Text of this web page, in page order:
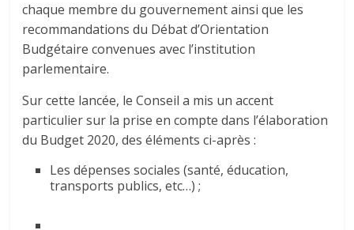
chaque membre du gouvernement ainsi que les
recommandations du Débat d’Orientation
Budgétaire convenues avec l’institution
parlementaire.
Sur cette lancée, le Conseil a mis un accent
particulier sur la prise en compte dans l’élaboration
du Budget 2020, des éléments ci-après :
Les dépenses sociales (santé, éducation,
transports publics, etc…) ;